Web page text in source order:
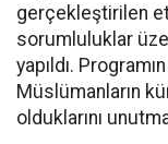
gerçekleştirilen
sorumluluklar
yapıldı.
Müslümanların
olduklarını